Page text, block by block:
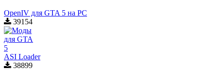
OpenIV для GTA 5 на PC
39154
ASI Loader
38899